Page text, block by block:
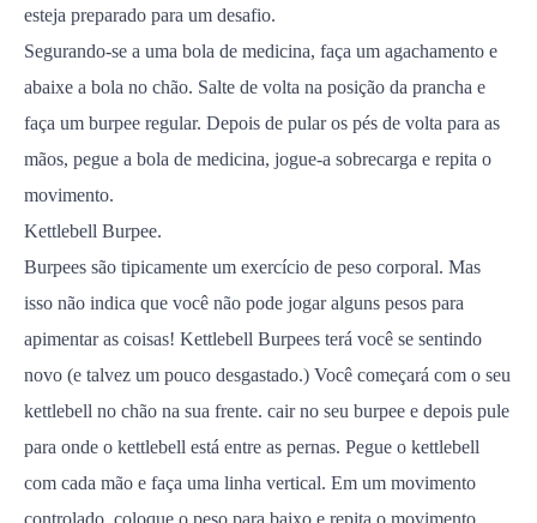
esteja preparado para um desafio.
Segurando-se a uma bola de medicina, faça um agachamento e
abaixe a bola no chão. Salte de volta na posição da prancha e
faça um burpee regular. Depois de pular os pés de volta para as
mãos, pegue a bola de medicina, jogue-a sobrecarga e repita o
movimento.
Kettlebell Burpee.
Burpees são tipicamente um exercício de peso corporal. Mas
isso não indica que você não pode jogar alguns pesos para
apimentar as coisas! Kettlebell Burpees terá você se sentindo
novo (e talvez um pouco desgastado.) Você começará com o seu
kettlebell no chão na sua frente. cair no seu burpee e depois pule
para onde o kettlebell está entre as pernas. Pegue o kettlebell
com cada mão e faça uma linha vertical. Em um movimento
controlado, coloque o peso para baixo e repita o movimento